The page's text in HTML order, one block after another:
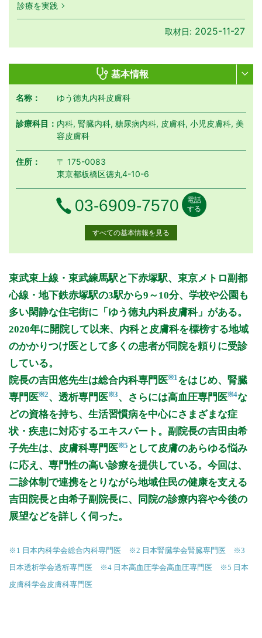
診療を実践
取材日: 2025-11-27
基本情報
名称： ゆう徳丸内科皮膚科
診療科目： 内科, 腎臓内科, 糖尿病内科, 皮膚科, 小児皮膚科, 美
容皮膚科
住所：
〒 175-0083
東京都板橋区徳丸4-10-6
電話番号
03-6909-7570
電話
する
すべての基本情報を見る
外来受付時間 月月曜日
火火曜日
水 水曜日
木木曜日
金金曜日
土 日曜日
祝祝日
9:00〜12:50
● ● ● ●
●
15:00〜17:50
● ● ● ●
休診日: 【内科】木、土午後、日、祝
【皮膚科】月午後、木、土午後、日、祝
備考: 上記は【内科】の診療受付時間となります。
【皮膚科診療時間】
(火)(水)～(金)9:00～12:30、15:00～17:30
(土)9:00～12:30
※診療時間や臨時休診・診療内容等について、事前に必ず医療
機関ホームページ、またはお電話にてご確認ください。
>>病院なびで医療機関の詳細を見る
公式HPはこちら
東武東上線・東武練馬駅と下赤塚駅、東京メトロ副都
心線・地下鉄赤塚駅の3駅から9～10分、学校や公園も
多い閑静な住宅街に「ゆう徳丸内科皮膚科」がある。
2020年に開院して以来、内科と皮膚科を標榜する地域
のかかりつけ医として多くの患者が同院を頼りに受診
している。
院長の吉田悠先生は総合内科専門医※1をはじめ、腎臓
専門医※2、透析専門医※3、さらには高血圧専門医※4な
どの資格を持ち、生活習慣病を中心にさまざまな症
状・疾患に対応するエキスパート。副院長の吉田由希
子先生は、皮膚科専門医※5 として皮膚のあらゆる悩み
に応え、専門性の高い診療を提供している。今回は、
二診体制で連携をとりながら地域住民の健康を支える
吉田院長と由希子副院長に、同院の診療内容や今後の
展望などを詳しく伺った。
※1 日本内科学会総合内科専門医 ※2 日本腎臓学会腎臓専門医 ※3
日本透析学会透析専門医 ※4 日本高血圧学会高血圧専門医 ※5 日本
皮膚科学会皮膚科専門医